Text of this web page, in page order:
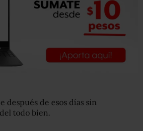
después de esos días sin
todo bien.